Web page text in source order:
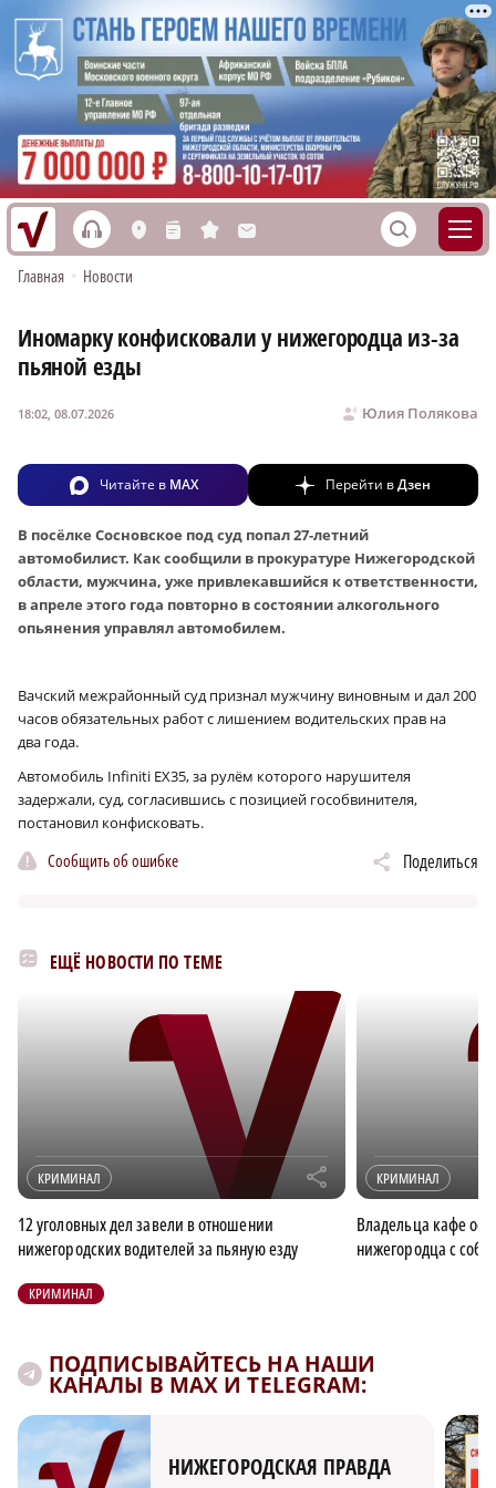
h L n s M S
Главная • Новости
Иномарку конфисковали у нижегородца из-за
пьяной езды
Юлия Полякова
18:02, 08.07.2026
Читайте в MAX Перейти вДзен
В посёлке Сосновское под суд попал 27-летний
автомобилист. Как сообщили в прокуратуре Нижегородской
области, мужчина, уже привлекавшийся к ответственности,
в апреле этого года повторно в состоянии алкогольного
опьянения управлял автомобилем.
Вачский межрайонный суд признал мужчину виновным и дал 200
часов обязательных работ с лишением водительских прав на
два года.
Автомобиль Infiniti EX35, за рулём которого нарушителя
задержали, суд, согласившись с позицией гособвинителя,
постановил конфисковать.
Сообщить об ошибке Поделиться
ЕЩЁ НОВОСТИ ПО ТЕМЕ
КРИМИНАЛ r
12 уголовных дел завели в отношении
нижегородских водителей за пьяную езду
КРИМИНАЛ
Владельца кафе
нижегородца с
КРИМИНАЛ
ПОДПИСЫВАЙТЕСЬ НА НАШИ
КАНАЛЫ В MAX И TELEGRAM:
НИЖЕГОРОДСКАЯ ПРАВДА